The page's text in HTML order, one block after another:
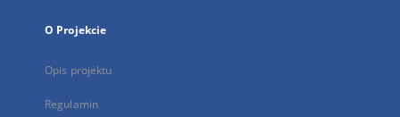
O Projekcie
Opis projektu
Regulamin